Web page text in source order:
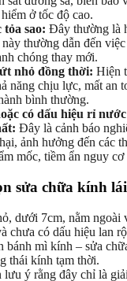
ở tốc độ cao.
sao: Đây thường là
thường dẫn đến
chóng thay mới.
nhỏ đồng thời: Hiện
năng chịu lực, mất an
bình thường.
có dấu hiệu rỉ
Đây là cảnh báo
ảnh hưởng đến các
mốc, tiềm ẩn nguy cơ
sửa chữa kính
dưới 7cm, nằm ngoài
chưa có dấu hiệu lan
bánh mì kính – sửa
thái kính tạm thời.
lưu ý rằng đây chỉ là